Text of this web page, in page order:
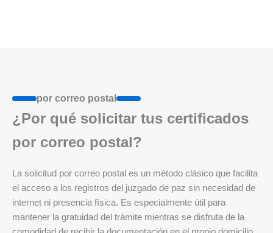
por correo postal
¿Por qué solicitar tus certificados
por correo postal?
La solicitud por correo postal es un método clásico que facilita
el acceso a los registros del juzgado de paz sin necesidad de
internet ni presencia física. Es especialmente útil para
mantener la gratuidad del trámite mientras se disfruta de la